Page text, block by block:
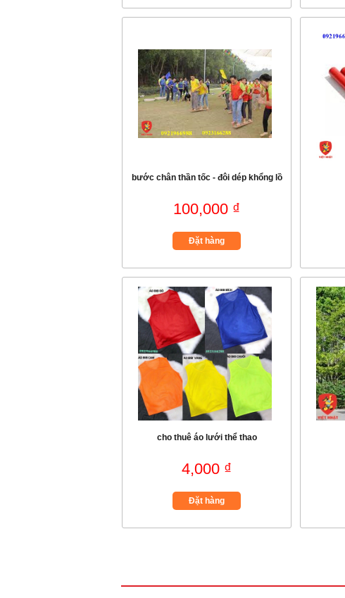
bước chân thần tốc - đôi dép khổng lồ
100,000 ₫
Đặt hàng
cho thuê áo lưới thể thao
4,000 ₫
Đặt hàng